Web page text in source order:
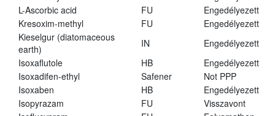
L-Ascorbic acid
FU
Engedélyezett
Kresoxim-methyl
FU
Engedélyezett
Kieselgur (diatomaceous
earth)
IN
Engedélyezett
Isoxaflutole
HB
Engedélyezett
Isoxadifen-ethyl
Safener
Not PPP
Isoxaben
HB
Engedélyezett
Isopyrazam
FU
Visszavont